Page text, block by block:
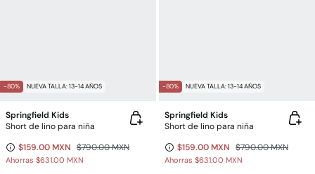
-80% NUEVA TALLA: 13-14 AÑOS
Springfield Kids
Short de lino para niña
$159.00 MXN $790.00 MXN
Ahorras $631.00 MXN
-80% NUEVA TALLA: 13-14 AÑOS
Springfield Kids
Short de lino para niña
$159.00 MXN $790.00 MXN
Ahorras $631.00 MXN